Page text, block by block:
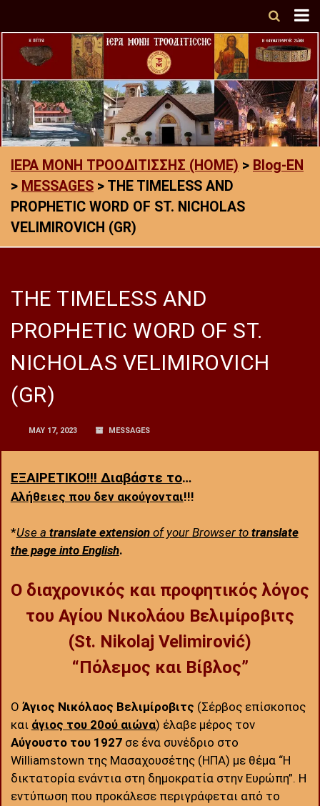
ΙΕΡΑ ΜΟΝΗ ΤΡΟΟΔΙΤΙΣΣΗΣ (HOME) > Blog-EN
> MESSAGES > THE TIMELESS AND
PROPHETIC WORD OF ST. NICHOLAS
VELIMIROVICH (GR)
THE TIMELESS AND
PROPHETIC WORD OF ST.
NICHOLAS VELIMIROVICH
(GR)
MAY 17, 2023 MESSAGES
ΕΞΑΙΡΕΤΙΚΟ!!! Διαβάστε το…
Αλήθειες που δεν ακούγονται!!!
*Use a translate extensionof your Browser to translate
the page into English.
Ο διαχρονικός και προφητικός λόγος
του Αγίου Νικολάου Βελιμίροβιτς
(St. Nikolaj Velimirović)
“Πόλεμος και Βίβλος”
Ο Άγιος Νικόλαος Βελιμίροβιτς (Σέρβος επίσκοπος
και άγιος του 20ού αιώνα) έλαβε μέρος τον
Αύγουστο του 1927σε ένα συνέδριο στο
Williamstown της Μασαχουσέτης (ΗΠΑ) με θέμα “Η
δικτατορία ενάντια στη δημοκρατία στην Ευρώπη”. Η
εντύπωση που προκάλεσε περιγράφεται από το